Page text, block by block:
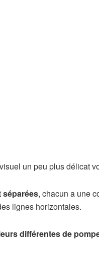
un peu plus délicat
séparées, chacun a une
lignes horizontales.
différentes de